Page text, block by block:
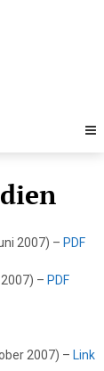
2007) – PDF
– PDF
2007) – Link